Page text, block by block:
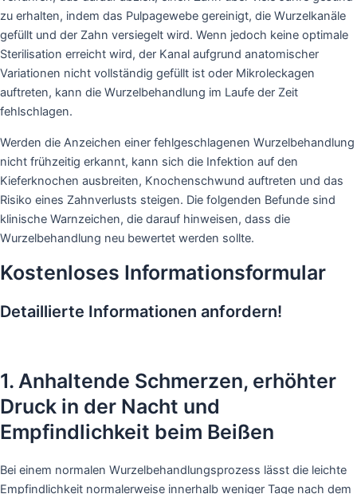
zu erhalten, indem das Pulpagewebe gereinigt, die Wurzelkanäle
gefüllt und der Zahn versiegelt wird. Wenn jedoch keine optimale
Sterilisation erreicht wird, der Kanal aufgrund anatomischer
Variationen nicht vollständig gefüllt ist oder Mikroleckagen
auftreten, kann die Wurzelbehandlung im Laufe der Zeit
fehlschlagen.
Werden die Anzeichen einer fehlgeschlagenen Wurzelbehandlung
nicht frühzeitig erkannt, kann sich die Infektion auf den
Kieferknochen ausbreiten, Knochenschwund auftreten und das
Risiko eines Zahnverlusts steigen. Die folgenden Befunde sind
klinische Warnzeichen, die darauf hinweisen, dass die
Wurzelbehandlung neu bewertet werden sollte.
Kostenloses Informationsformular
Detaillierte Informationen anfordern!
1. Anhaltende Schmerzen, erhöhter
Druck in der Nacht und
Empfindlichkeit beim Beißen
Bei einem normalen Wurzelbehandlungsprozess lässt die leichte
Empfindlichkeit normalerweise innerhalb weniger Tage nach dem